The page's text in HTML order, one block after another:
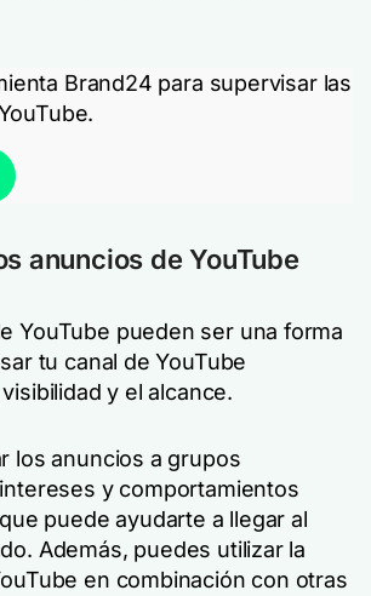
Brand24 para supervisar las
anuncios de YouTube
YouTube pueden ser una forma
tu canal de YouTube
y el alcance.
los anuncios a grupos
y comportamientos
puede ayudarte a llegar al
Además, puedes utilizar la
en combinación con otras